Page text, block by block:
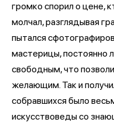
громко спорил о цене,
молчал, разглядывая
пытался
мастерицы, постоянно
свободным, что
желающим. Так и
собравшихся было
искусствоведы со